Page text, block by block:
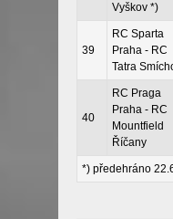
Vyškov *)
39
RC Sparta
Praha - RC
Tatra
40
RC Praga
Praha - RC
Mountfield
Říčany
*) předehráno